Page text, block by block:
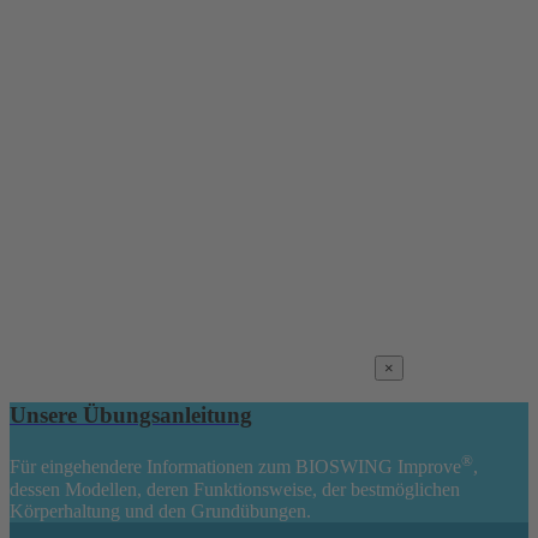
×
Unsere Übungsanleitung
Für eingehendere Informationen zum BIOSWING Improve®,
dessen Modellen, deren Funktionsweise, der bestmöglichen
Körperhaltung und den Grundübungen.